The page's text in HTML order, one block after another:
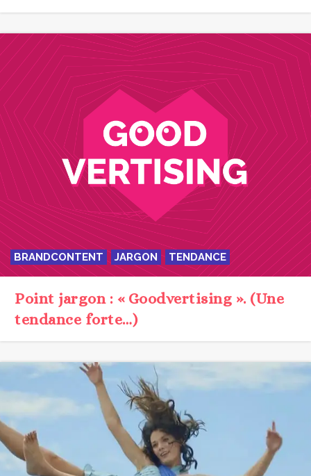
BRANDCONTENT JARGON TENDANCE
Point jargon : « Goodvertising ». (Une
tendance forte…)